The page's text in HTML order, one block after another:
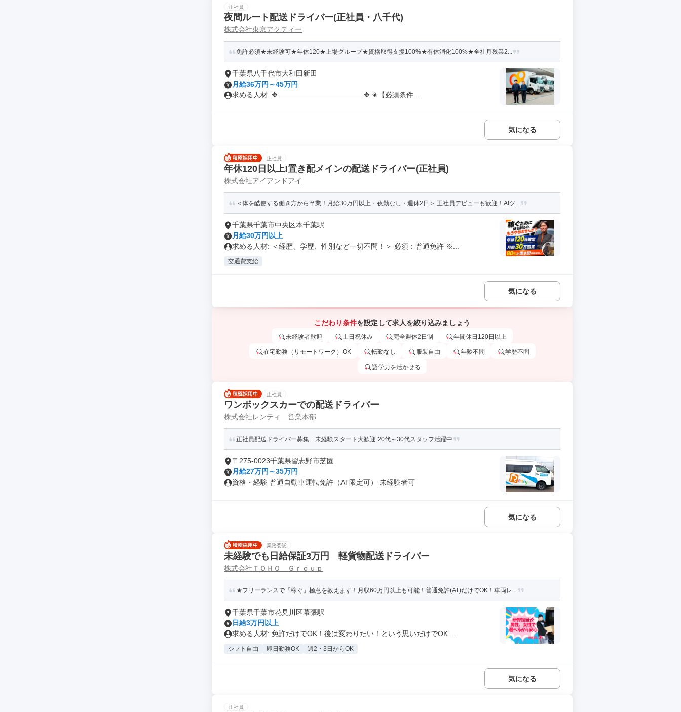
正社員
夜間ルート配送ドライバー(正社員・八千代)
株式会社東京アクティー
免許必須★未経験可★年休120★上場グループ★資格取得支援100%★有休消化100%★全社月残業2...
千葉県八千代市大和田新田
月給36万円～45万円
求める人材: ✥─────────────────✥ ✬【必須条件...
気になる
正社員
年休120日以上!置き配メインの配送ドライバー(正社員)
株式会社アイアンドアイ
＜体を酷使する働き方から卒業！月給30万円以上・夜勤なし・週休2日＞ 正社員デビューも歓迎！AIツ...
千葉県千葉市中央区本千葉駅
月給30万円以上
求める人材: ＜経歴、学歴、性別など一切不問！＞ 必須：普通免許 ※...
交通費支給
気になる
こだわり条件を設定して求人を絞り込みましょう
未経験者歓迎 土日祝休み 完全週休2日制 年間休日120日以上
在宅勤務（リモートワーク）OK 転勤なし 服装自由 年齢不問 学歴不問
語学力を活かせる
正社員
ワンボックスカーでの配送ドライバー
株式会社レンティ 営業本部
正社員配送ドライバー募集 未経験スタート大歓迎 20代～30代スタッフ活躍中
〒275-0023千葉県習志野市芝園
月給27万円～35万円
資格・経験 普通自動車運転免許（AT限定可） 未経験者可
気になる
業務委託
未経験でも日給保証3万円 軽貨物配送ドライバー
株式会社ＴＯＨＯ Ｇｒｏｕｐ
★フリーランスで「稼ぐ」極意を教えます！月収60万円以上も可能！普通免許(AT)だけでOK！車両レ...
千葉県千葉市花見川区幕張駅
日給3万円以上
求める人材: 免許だけでOK！後は変わりたい！という思いだけでOK ...
シフト自由 即日勤務OK 週2・3日からOK
気になる
正社員